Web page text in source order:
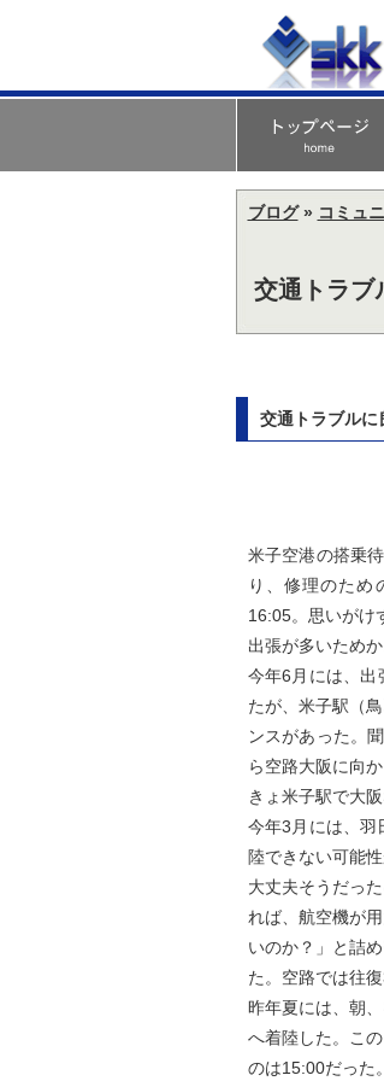
ブログ» コミュ
交通トラ
交通トラブル
米子空港の搭乗
り、修理のため
16:05。思いがけ
出張が多いため
今年6月には、出
たが、米子駅（
ンスがあった。
ら空路大阪に向
きょ米子駅で大
今年3月には、羽
陸できない可能
大丈夫そうだっ
れば、航空機が
いのか？」と詰
た。空路では往
昨年夏には、朝
へ着陸した。こ
のは15:00だった。